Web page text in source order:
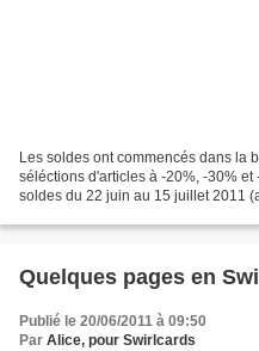
Les soldes ont commencés dans la
séléctions d'articles à -20%, -30%
soldes du 22 juin au 15 juillet 2011
Quelques pages en
Publié le 20/06/2011 à 09:50
Par Alice, pour Swirlcards